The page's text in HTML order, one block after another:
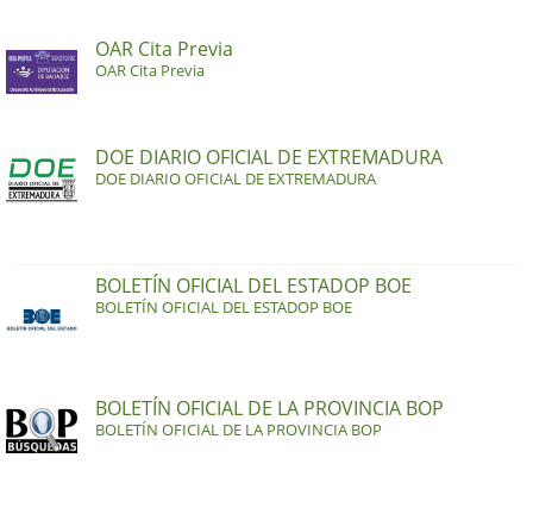
OAR Cita Previa
OAR Cita Previa
DOE DIARIO OFICIAL DE EXTREMADURA
DOE DIARIO OFICIAL DE EXTREMADURA
BOLETÍN OFICIAL DEL ESTADOP BOE
BOLETÍN OFICIAL DEL ESTADOP BOE
BOLETÍN OFICIAL DE LA PROVINCIA BOP
BOLETÍN OFICIAL DE LA PROVINCIA BOP